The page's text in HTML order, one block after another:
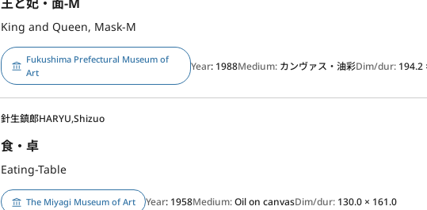
King and Queen, Mask-M
Fukushima Prefectural Museum of
Art
Year: 1988Medium: カンヴァス・油彩Dim/dur: 194.2
食・卓
Eating-Table
針生鎮郎HARYU,Shizuo
The Miyagi Museum of Art Year: 1958Medium:Oil on canvasDim/dur: 130.0 × 161.0